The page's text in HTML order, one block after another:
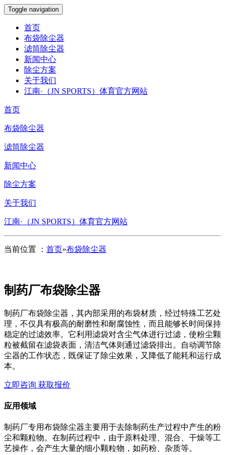
Toggle navigation
首页
布袋除尘器
滤筒除尘器
新闻中心
除尘方案
关于我们
江南·（JN SPORTS）体育官方网站
首页
布袋除尘器
滤筒除尘器
新闻中心
除尘方案
关于我们
江南·（JN SPORTS）体育官方网站
当前位置 ： 首页»布袋除尘器
制药厂布袋除尘器
制药厂布袋除尘器，其内部采用的布袋材质，经过特殊工艺处
理，不仅具有极高的耐磨性和耐腐蚀性，而且能够长时间保持
稳定的过滤效率。它利用滤袋对含尘气体进行过滤，使粉尘颗
粒被截留在滤袋表面，清洁气体则通过滤袋排出。自动调节除
尘器的工作状态，既保证了除尘效果，又降低了能耗和运行成
本。
立即咨询 获取报价
应用领域
制药厂专用布袋除尘器主要用于去除制药生产过程中产生的粉
尘和颗粒物。在制药过程中，由于原料处理、混合、干燥等工
艺操作，会产生大量的细小颗粒物，如药粉、杂质等。